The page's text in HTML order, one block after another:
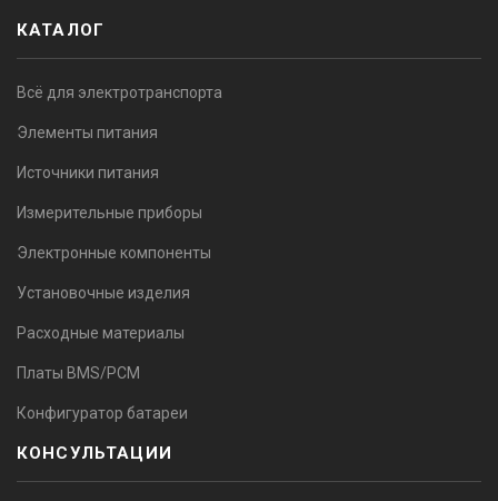
КАТАЛОГ
Всё для электротранспорта
Элементы питания
Источники питания
Измерительные приборы
Электронные компоненты
Установочные изделия
Расходные материалы
Платы BMS/PCM
Конфигуратор батареи
КОНСУЛЬТАЦИИ